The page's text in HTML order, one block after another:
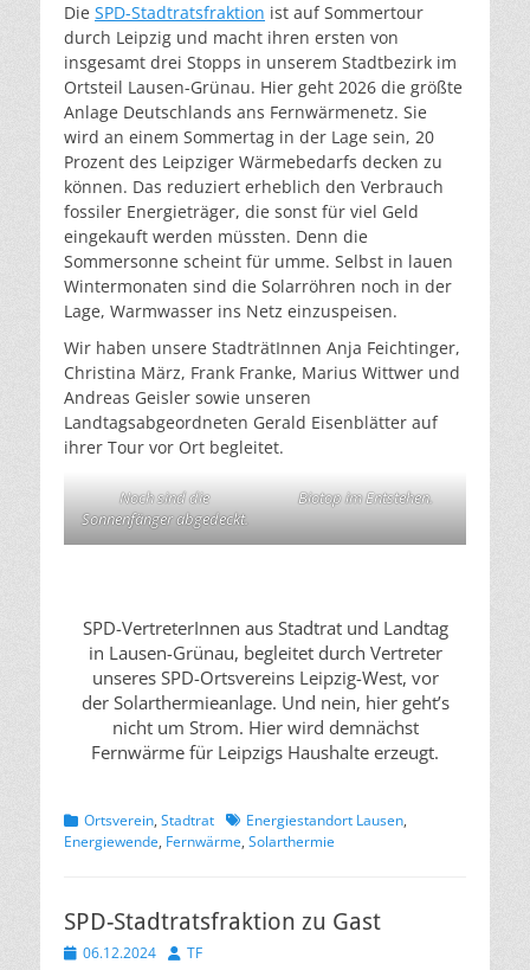
Die SPD-Stadtratsfraktion ist auf Sommertour
durch Leipzig und macht ihren ersten von
insgesamt drei Stopps in unserem Stadtbezirk im
Ortsteil Lausen-Grünau. Hier geht 2026 die größte
Anlage Deutschlands ans Fernwärmenetz. Sie
wird an einem Sommertag in der Lage sein, 20
Prozent des Leipziger Wärmebedarfs decken zu
können. Das reduziert erheblich den Verbrauch
fossiler Energieträger, die sonst für viel Geld
eingekauft werden müssten. Denn die
Sommersonne scheint für umme. Selbst in lauen
Wintermonaten sind die Solarröhren noch in der
Lage, Warmwasser ins Netz einzuspeisen.
Wir haben unsere StadträtInnen Anja Feichtinger,
Christina März, Frank Franke, Marius Wittwer und
Andreas Geisler sowie unseren
Landtagsabgeordneten Gerald Eisenblätter auf
ihrer Tour vor Ort begleitet.
Noch sind die
Sonnenfänger abgedeckt.
Biotop im Entstehen.
SPD-VertreterInnen aus Stadtrat und Landtag
in Lausen-Grünau, begleitet durch Vertreter
unseres SPD-Ortsvereins Leipzig-West, vor
der Solarthermieanlage. Und nein, hier geht’s
nicht um Strom. Hier wird demnächst
Fernwärme für Leipzigs Haushalte erzeugt.
Kategorien
Ortsverein, Stadtrat Schlagworte
Energiestandort Lausen,
Energiewende, Fernwärme, Solarthermie
SPD-Stadtratsfraktion zu Gast
Veröffentlicht
06.12.2024 Autor
TF